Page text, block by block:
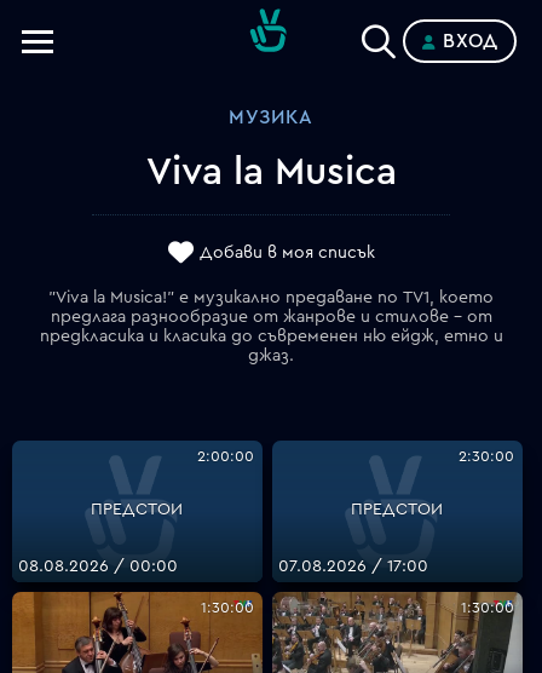
VOYO
ВХОД
МУЗИКА
Viva la Musica
Добави в моя списък
"Viva la Musica!" е музикално предаване по TV1, което
предлага разнообразие от жанрове и стилове – от
предкласика и класика до съвременен ню ейдж, етно и
джаз.
ПРЕДСТОИ
2:00:00
08.08.2026 / 00:00
ПРЕДСТОИ
2:30:00
07.08.2026 / 17:00
1:30:00 1:30:00